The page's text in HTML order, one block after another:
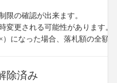
の確認が出来ます。
更される可能性があります。
になった場合、落札額の全額
除済み